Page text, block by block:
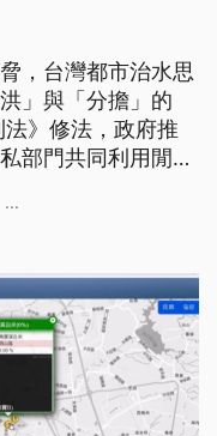
，台灣都市治水思
」與「分擔」的
法》修法，政府推
部門共同利用閒置
歸國土規劃，限制
，建立城市與水共
...